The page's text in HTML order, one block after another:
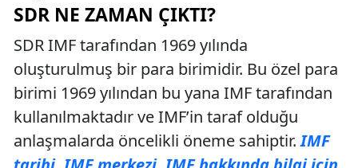
SDR NE ZAMAN ÇIKTI?
SDR IMF tarafından 1969 yılında
oluşturulmuş bir para birimidir. Bu özel para
birimi 1969 yılından bu yana IMF tarafından
kullanılmaktadır ve IMF’in taraf olduğu
anlaşmalarda öncelikli öneme sahiptir.IMF